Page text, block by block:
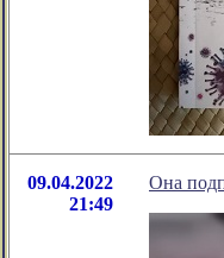
09.04.2022
21:49
Она